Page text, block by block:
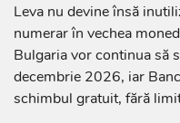
Leva nu devine însă
numerar în vechea
Bulgaria vor continua să
decembrie 2026, iar
schimbul gratuit, fără